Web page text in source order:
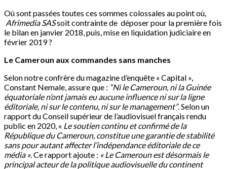
Où sont passées toutes ces sommes colossales au point où,
Afrimedia SASsoit contrainte de déposer pour la première fois
le bilan en janvier 2018, puis, mise en liquidation judiciaire en
février 2019 ?
Le Cameroun aux commandes sans manches
Selon notre confrère du magazine d’enquête « Capital »,
Constant Nemale, assure que : “Ni le Cameroun, ni la Guinée
équatoriale n’ont jamais eu aucune influence ni sur la ligne
éditoriale, ni sur le contenu, ni sur le management”. Selon un
rapport du Conseil supérieur de l’audiovisuel français rendu
public en 2020, « Le soutien continu et confirmé de la
République du Cameroun, constitue une garantie de stabilité
sans pour autant affecter l’indépendance éditoriale de ce
média ». Ce rapport ajoute : « Le Cameroun est désormais le
principal acteur de la politique audiovisuelle du continent